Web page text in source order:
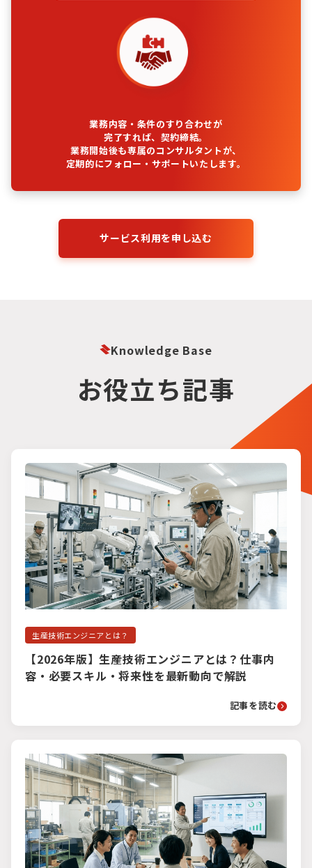
業務内容・条件のすり合わせが
完了すれば、契約締結。
業務開始後も専属のコンサルタントが、
定期的にフォロー・サポートいたします。
サービス利用を申し込む
Knowledge Base
お役立ち記事
生産技術エンジニアとは？
【2026年版】生産技術エンジニアとは？仕事内
容・必要スキル・将来性を最新動向で解説
記事を読む